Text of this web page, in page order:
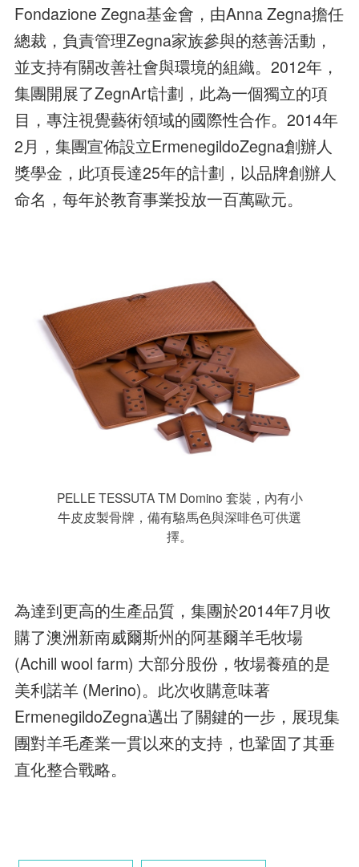
Fondazione Zegna基金會，由Anna Zegna擔任
總裁，負責管理Zegna家族參與的慈善活動，
並支持有關改善社會與環境的組織。2012年，
集團開展了ZegnArt計劃，此為一個獨立的項
目，專注視覺藝術領域的國際性合作。2014年
2月，集團宣佈設立ErmenegildoZegna創辦人
獎學金，此項長達25年的計劃，以品牌創辦人
命名，每年於教育事業投放一百萬歐元。
PELLE TESSUTA TM Domino 套裝，內有小
牛皮皮製骨牌，備有駱馬色與深啡色可供選
擇。
為達到更高的生產品質，集團於2014年7月收
購了澳洲新南威爾斯州的阿基爾羊毛牧場
(Achill wool farm) 大部分股份，牧場養殖的是
美利諾羊 (Merino)。此次收購意味著
ErmenegildoZegna邁出了關鍵的一步，展現集
團對羊毛產業一貫以來的支持，也鞏固了其垂
直化整合戰略。